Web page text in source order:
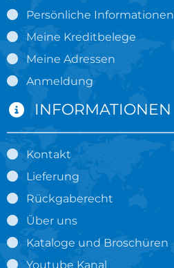
Persönliche Informationen
Meine Kreditbelege
Meine Adressen
Anmeldung
INFORMATIONEN
Kontakt
Lieferung
Rückgaberecht
Über uns
Kataloge und Broschüren
Youtube Kanal